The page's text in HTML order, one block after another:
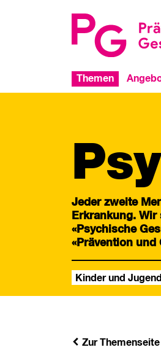
Themen
Jeder zweite
Erkrankung.
«Psychische
«Prävention
Kinder und
Zur Themenseite